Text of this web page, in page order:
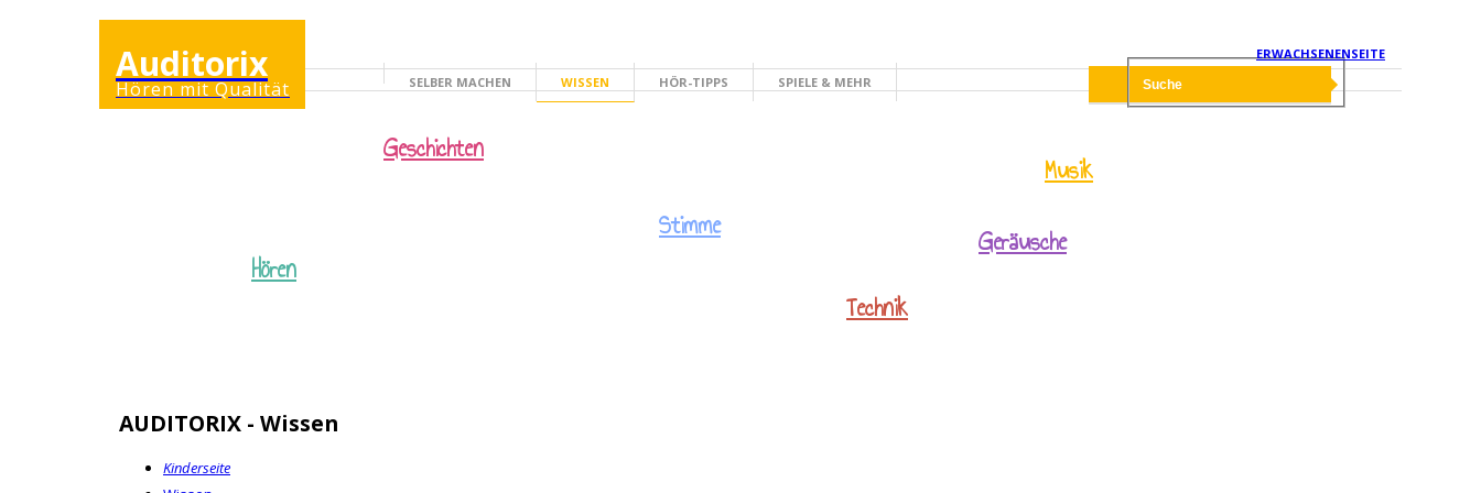
ERWACHSENENSEITE
Auditorix
Hören mit Qualität KINDERSEITE
SELBER MACHEN WISSEN HÖR-TIPPS SPIELE & MEHR
Hören
Geschichten
Stimme
Technik
Musik
Geräusche
AUDITORIX - Wissen
Kinderseite